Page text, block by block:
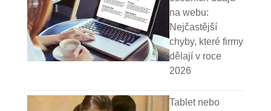
na webu:
Nejčastější
chyby, které firmy
dělají v roce
2026
Tablet nebo